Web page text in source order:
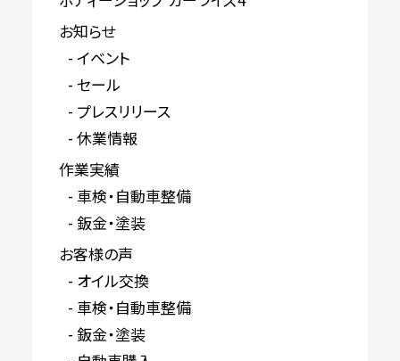
お知らせ
イベント
セール
プレスリリース
休業情報
作業実績
車検・自動車整備
鈑金・塗装
お客様の声
オイル交換
車検・自動車整備
鈑金・塗装